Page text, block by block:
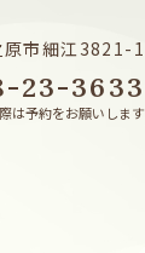
市細江3821-1
23-3633
は予約をお願いします